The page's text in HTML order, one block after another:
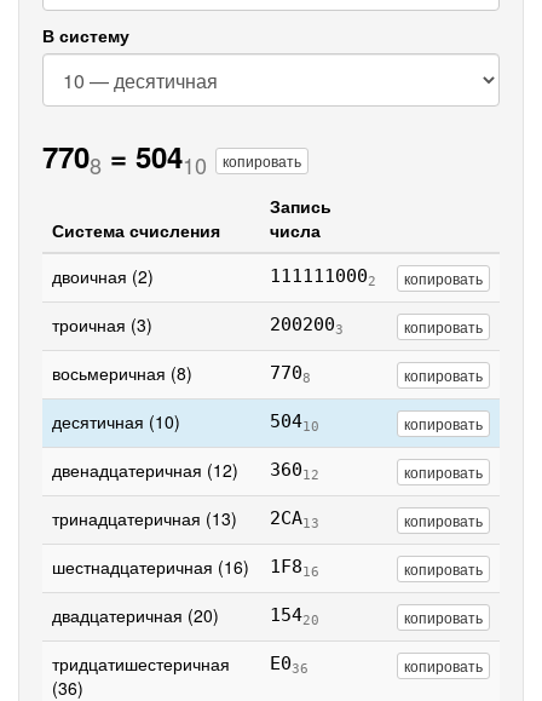
В систему
7708 = 50410 копировать
Система счисления
Запись
числа
двоичная (2)
1111110002 копировать
троичная (3) 2002003 копировать
восьмеричная (8) 7708 копировать
десятичная (10) 50410 копировать
двенадцатеричная (12) 36012 копировать
тринадцатеричная (13) 2CA13 копировать
шестнадцатеричная (16) 1F816 копировать
двадцатеричная (20) 15420 копировать
тридцатишестеричная
(36)
E036 копировать